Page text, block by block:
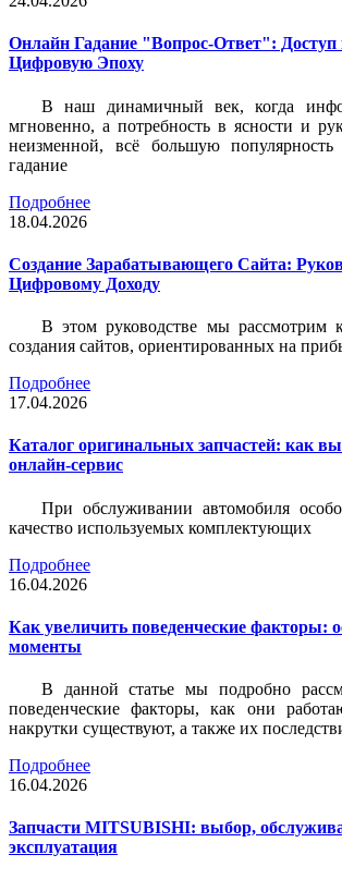
Онлайн Гадание "Вопрос-Ответ": Доступ
Цифровую Эпоху
В наш динамичный век, когда
мгновенно, а потребность в ясности и
неизменной, всё большую популярность
гадание
Подробнее
18.04.2026
Создание Зарабатывающего Сайта:
Цифровому Доходу
В этом руководстве мы рассмотрим
создания сайтов, ориентированных на
Подробнее
17.04.2026
Каталог оригинальных запчастей: как
онлайн-сервис
При обслуживании автомобиля
качество используемых комплектующих
Подробнее
16.04.2026
Как увеличить поведенческие факторы:
моменты
В данной статье мы подробно
поведенческие факторы, как они
накрутки существуют, а также их
Подробнее
16.04.2026
Запчасти MITSUBISHI: выбор,
эксплуатация